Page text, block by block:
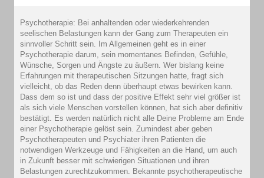
Psychotherapie: Bei anhaltenden oder wiederkehrenden
seelischen Belastungen kann der Gang zum Therapeuten ein
sinnvoller Schritt sein. Im Allgemeinen geht es in einer
Psychotherapie darum, sein momentanes Befinden, Gefühle,
Wünsche, Sorgen und Ängste zu äußern. Wer bislang keine
Erfahrungen mit therapeutischen Sitzungen hatte, fragt sich
vielleicht, ob das Reden denn überhaupt etwas bewirken kann.
Dass dem so ist und dass der positive Effekt sehr viel größer ist
als sich viele Menschen vorstellen können, hat sich aber definitiv
bestätigt. Es werden natürlich nicht alle Deine Probleme am Ende
einer Psychotherapie gelöst sein. Zumindest aber geben
Psychotherapeuten und Psychiater ihren Patienten die
notwendigen Werkzeuge und Fähigkeiten an die Hand, um auch
in Zukunft besser mit schwierigen Situationen und ihren
Belastungen zurechtzukommen. Bekannte psychotherapeutische